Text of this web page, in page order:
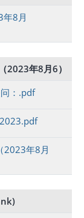
8月
2023年8月6）
：.pdf
2023年8月